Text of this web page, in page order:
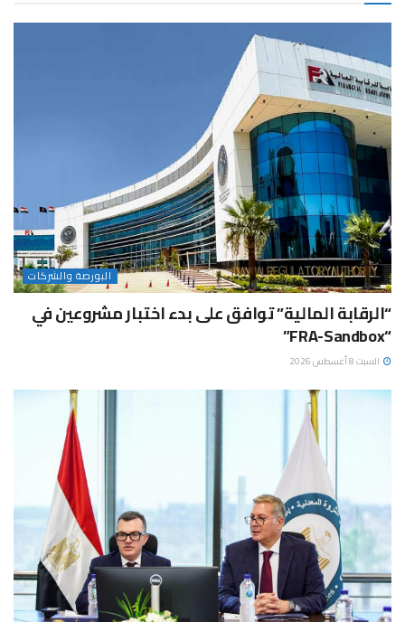
البورصة والشركات
“الرقابة المالية” توافق على بدء اختبار مشروعين في
“FRA-Sandbox”
السبت 8 أغسطس 2026